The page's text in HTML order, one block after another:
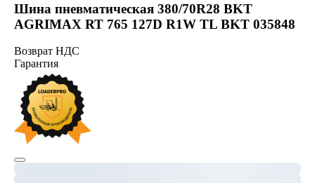
Шина пневматическая 380/70R28 BKT
AGRIMAX RT 765 127D R1W TL BKT 035848
Возврат НДС
Гарантия